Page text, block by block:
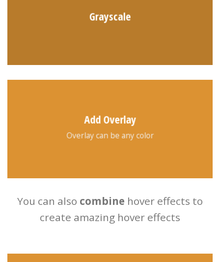
Grayscale
Add Overlay
Overlay can be any color
You can also combine hover effects to
create amazing hover effects